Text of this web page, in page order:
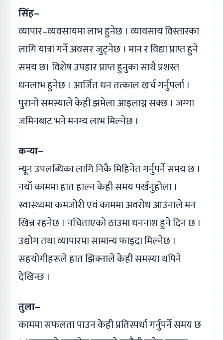
सिंह–
व्यापार–व्यवसायमा लाभ हुनेछ । व्यावसाय विस्तारका
लागि यात्रा गर्ने अवसर जुट्नेछ । मान र विद्या प्राप्त हुने
समय छ। विशेष उपहार प्राप्त हुनुका साथै प्रशस्त
धनलाभ हुनेछ । आर्जित धन तत्काल खर्च गर्नुपर्ला ।
पुरानो समस्याले केही झमेला आइलाग्न सक्छ । जग्गा
जमिनबाट भने मनग्य लाभ मिल्नेछ ।
कन्या–
न्यून उपलब्धिका लागि निकै मिहिनेत गर्नुपर्ने समय छ ।
नयाँ काममा हात हाल्न केही समय पर्खनुहोला ।
स्वास्थ्यमा कमजोरी एवं काममा अवरोध आउनाले मन
खिन्न रहनेछ । नचिताएको ठाउमा धननाश हुने दिन छ ।
उद्योग तथा व्यापारमा सामान्य फाइदा मिल्नेछ ।
सहयोगीहरूले हात झिक्नाले केही समस्या थपिने
देखिन्छ ।
तुला–
काममा सफलता पाउन केही प्रतिस्पर्धा गर्नुपर्ने समय छ